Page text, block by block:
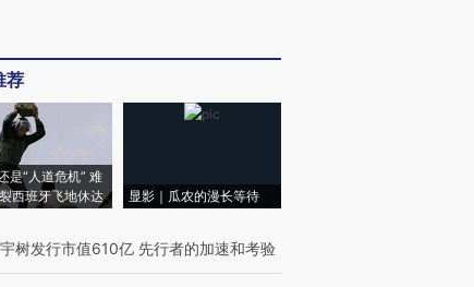
荐
是“人道危机” 难
西班牙飞地休达
显影｜瓜农的漫长等待
宇树发行市值610亿 先行者的加速和考验